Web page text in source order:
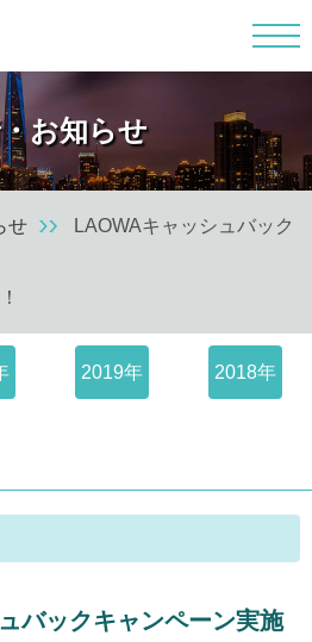
お知らせ
せ LAOWAキャッシュバック
2019年 2018年
バックキャンペーン実施